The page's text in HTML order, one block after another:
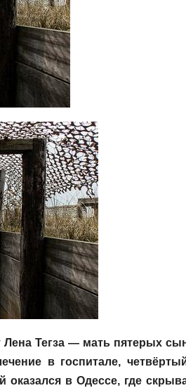
Тегза — мать пятерых
в госпитале,
оказался в Одессе, где